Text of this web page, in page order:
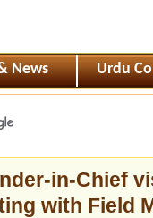
News Urdu
in-Chief
with Field